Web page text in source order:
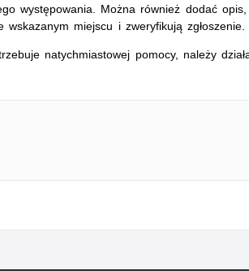
występowania. Można również dodać
wskazanym miejscu i zweryfikują zgłoszenie.
natychmiastowej pomocy, należy